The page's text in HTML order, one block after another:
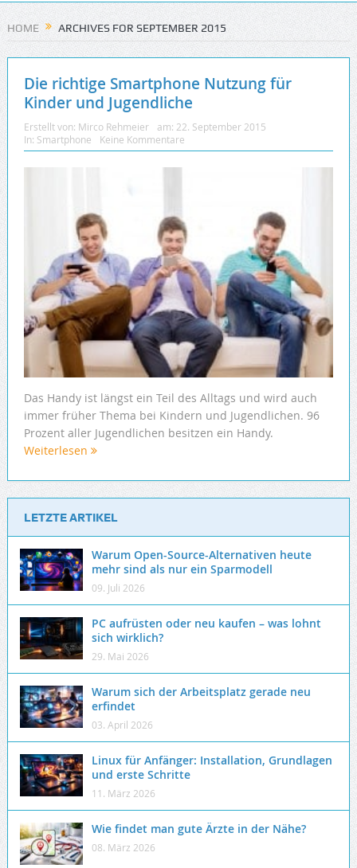
HOME ARCHIVES FOR SEPTEMBER 2015
Die richtige Smartphone Nutzung für
Kinder und Jugendliche
Erstellt von: Mirco Rehmeier am: 22. September 2015
In: Smartphone Keine Kommentare
Das Handy ist längst ein Teil des Alltags und wird auch
immer früher Thema bei Kindern und Jugendlichen. 96
Prozent aller Jugendlichen besitzen ein Handy.
Weiterlesen
LETZTE ARTIKEL
Warum Open-Source-Alternativen heute
mehr sind als nur ein Sparmodell
09. Juli 2026
PC aufrüsten oder neu kaufen – was lohnt
sich wirklich?
29. Mai 2026
Warum sich der Arbeitsplatz gerade neu
erfindet
03. April 2026
Linux für Anfänger: Installation, Grundlagen
und erste Schritte
11. März 2026
Wie findet man gute Ärzte in der Nähe?
08. März 2026